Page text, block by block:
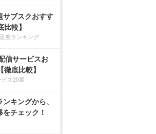
サブスクおすす
較】
度ランキング
信サービスお
底比較】
ス20選
キングから、
をチェック！